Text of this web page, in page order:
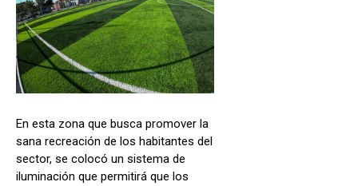
En esta zona que busca promover la
sana recreación de los habitantes del
sector, se colocó un sistema de
iluminación que permitirá que los